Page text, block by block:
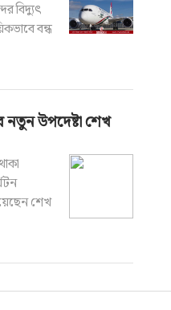
বিদ্যুৎ
বন্ধ
নতুন উপদেষ্টা শেখ
শেখ